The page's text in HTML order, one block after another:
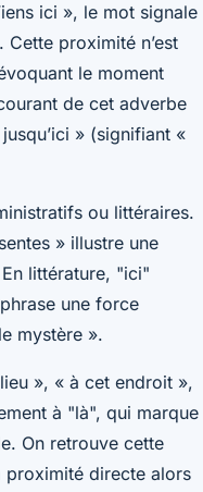
ici », le mot signale
proximité n’est
le moment
de cet adverbe
» (signifiant «
ou littéraires.
» illustre une
littérature, "ici"
une force
mystère ».
», « à cet endroit »,
à "là", qui marque
On retrouve cette
directe alors